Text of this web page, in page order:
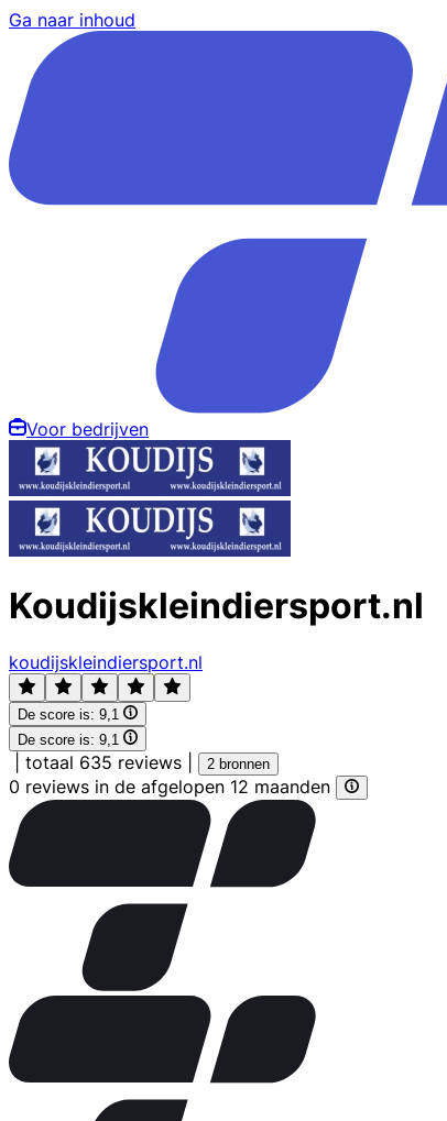
Ga naar inhoud
Voor bedrijven
Koudijskleindiersport.nl
koudijskleindiersport.nl
De score is: 9,1
De score is: 9,1
totaal 635 reviews 2 bronnen
0 reviews in de afgelopen 12 maanden